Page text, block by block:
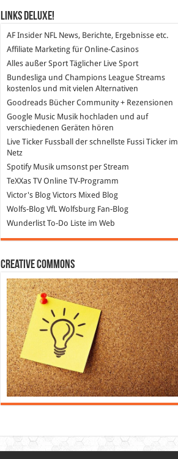
Links DeLuXe!
AF InsiderNFL News, Berichte, Ergebnisse etc.
Affiliate Marketingfür Online-Casinos
Alles außer SportTäglicher Live Sport
Bundesliga und Champions League Streams
kostenlos und mit vielen Alternativen
GoodreadsBücher Community + Rezensionen
Google MusicMusik hochladen und auf
verschiedenen Geräten hören
Live Ticker Fussball
der schnellste Fussi Ticker im
Netz
SpotifyMusik umsonst per Stream
TeXXas TVOnline TV-Programm
Victor's BlogVictors Mixed Blog
Wolfs-BlogVfL Wolfsburg Fan-Blog
WunderlistTo-Do Liste im Web
Creative Commons